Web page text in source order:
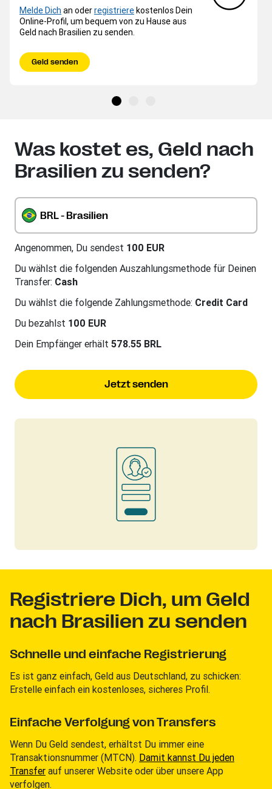
Melde Dich an oderregistrierekostenlos Dein
Online-Profil, um bequem von zu Hause aus
Geld nach Brasilien zu senden.
Geld senden
Was kostet es, Geld nach
Brasilien zu senden?
BRL - Brasilien
Angenommen, Du sendest 100 EUR
Du wählst die folgenden Auszahlungsmethode für Deinen
Transfer: Cash
Du wählst die folgende Zahlungsmethode: Credit Card
Du bezahlst 100 EUR
Dein Empfänger erhält 578.55 BRL
Jetzt senden
Registriere Dich, um Geld
nach Brasilien zu senden
Schnelle und einfache Registrierung
Es ist ganz einfach, Geld aus Deutschland, zu schicken:
Erstelle einfach ein kostenloses, sicheres Profil.
Einfache Verfolgung von Transfers
Wenn Du Geld sendest, erhältst Du immer eine
Transaktionsnummer (MTCN). Damit kannst Du jeden
Transfer auf unserer Website oder über unsere App
verfolgen.